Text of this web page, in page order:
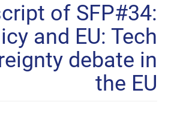
of SFP#34:
and EU: Tech
debate in
the EU